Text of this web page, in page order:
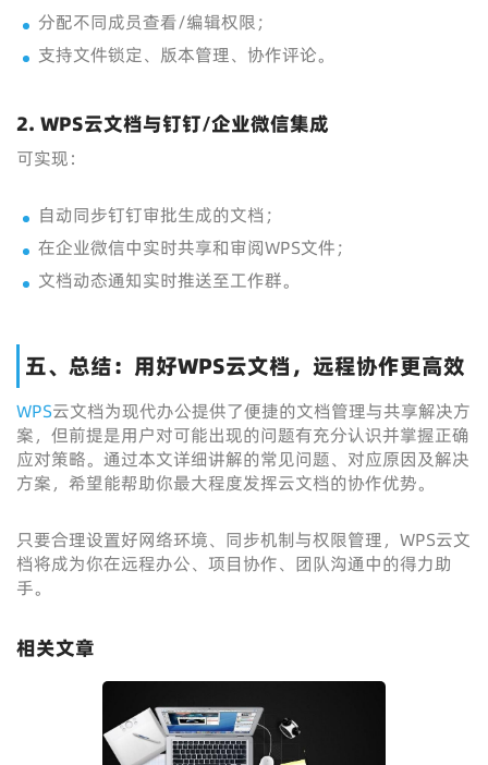
分配不同成员查看/编辑权限；
支持文件锁定、版本管理、协作评论。
2. WPS云文档与钉钉/企业微信集成
可实现：
自动同步钉钉审批生成的文档；
在企业微信中实时共享和审阅WPS文件；
文档动态通知实时推送至工作群。
五、总结：用好WPS云文档，远程协作更高效
WPS云文档为现代办公提供了便捷的文档管理与共享解决方
案，但前提是用户对可能出现的问题有充分认识并掌握正确
应对策略。通过本文详细讲解的常见问题、对应原因及解决
方案，希望能帮助你最大程度发挥云文档的协作优势。
只要合理设置好网络环境、同步机制与权限管理，WPS云文
档将成为你在远程办公、项目协作、团队沟通中的得力助
手。
相关文章